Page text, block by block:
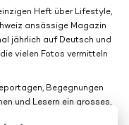
Heft über Lifestyle,
ansässige Magazin
jährlich auf Deutsch und
vielen Fotos vermitteln
Begegnungen
und Lesern ein grosses,